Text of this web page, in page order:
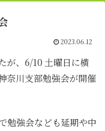
2023.06.12
が、6/10 土曜日に横
奈川支部勉強会が開催
勉強会なども延期や中